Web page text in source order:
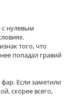
с нулевым
того, что
попадал гравий
Если заметили
скорее всего,